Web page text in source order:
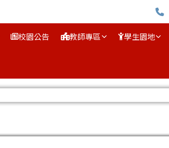
校園公告 教師專區 學生園地